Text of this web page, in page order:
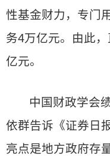
性基金财力，专门
务4万亿元。由此
亿元。
中国财政学会
依群告诉《证券日
亮点是地方政府存